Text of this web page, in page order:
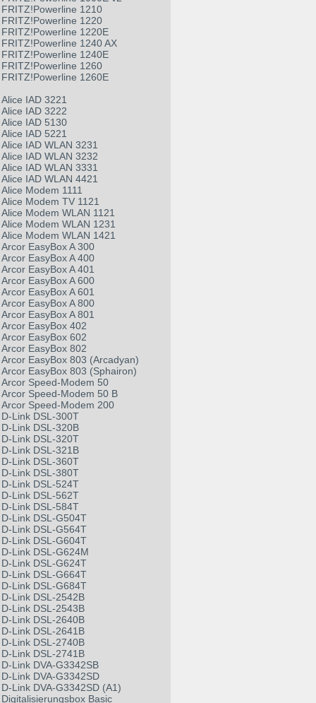
FRITZ!Powerline 1210
FRITZ!Powerline 1220
FRITZ!Powerline 1220E
FRITZ!Powerline 1240 AX
FRITZ!Powerline 1240E
FRITZ!Powerline 1260
FRITZ!Powerline 1260E
Alice IAD 3221
Alice IAD 3222
Alice IAD 5130
Alice IAD 5221
Alice IAD WLAN 3231
Alice IAD WLAN 3232
Alice IAD WLAN 3331
Alice IAD WLAN 4421
Alice Modem 1111
Alice Modem TV 1121
Alice Modem WLAN 1121
Alice Modem WLAN 1231
Alice Modem WLAN 1421
Arcor EasyBox A 300
Arcor EasyBox A 400
Arcor EasyBox A 401
Arcor EasyBox A 600
Arcor EasyBox A 601
Arcor EasyBox A 800
Arcor EasyBox A 801
Arcor EasyBox 402
Arcor EasyBox 602
Arcor EasyBox 802
Arcor EasyBox 803 (Arcadyan)
Arcor EasyBox 803 (Sphairon)
Arcor Speed-Modem 50
Arcor Speed-Modem 50 B
Arcor Speed-Modem 200
D-Link DSL-300T
D-Link DSL-320B
D-Link DSL-320T
D-Link DSL-321B
D-Link DSL-360T
D-Link DSL-380T
D-Link DSL-524T
D-Link DSL-562T
D-Link DSL-584T
D-Link DSL-G504T
D-Link DSL-G564T
D-Link DSL-G604T
D-Link DSL-G624M
D-Link DSL-G624T
D-Link DSL-G664T
D-Link DSL-G684T
D-Link DSL-2542B
D-Link DSL-2543B
D-Link DSL-2640B
D-Link DSL-2641B
D-Link DSL-2740B
D-Link DSL-2741B
D-Link DVA-G3342SB
D-Link DVA-G3342SD
D-Link DVA-G3342SD (A1)
Digitalisierungsbox Basic